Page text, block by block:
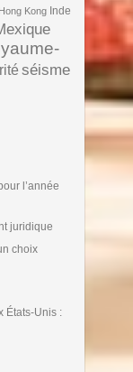
Hong Kong Inde
séisme
l’année
juridique
choix
États-Unis :